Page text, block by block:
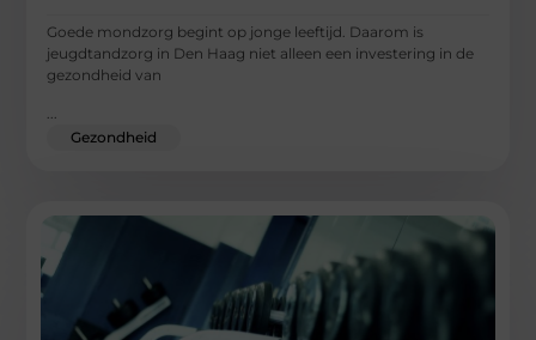
Goede mondzorg begint op jonge leeftijd. Daarom is
jeugdtandzorg in Den Haag niet alleen een investering in de
gezondheid van
Gezondheid